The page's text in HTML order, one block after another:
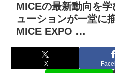
MICEの最新動向を
ューションが一堂に
MICE EXPO …
X